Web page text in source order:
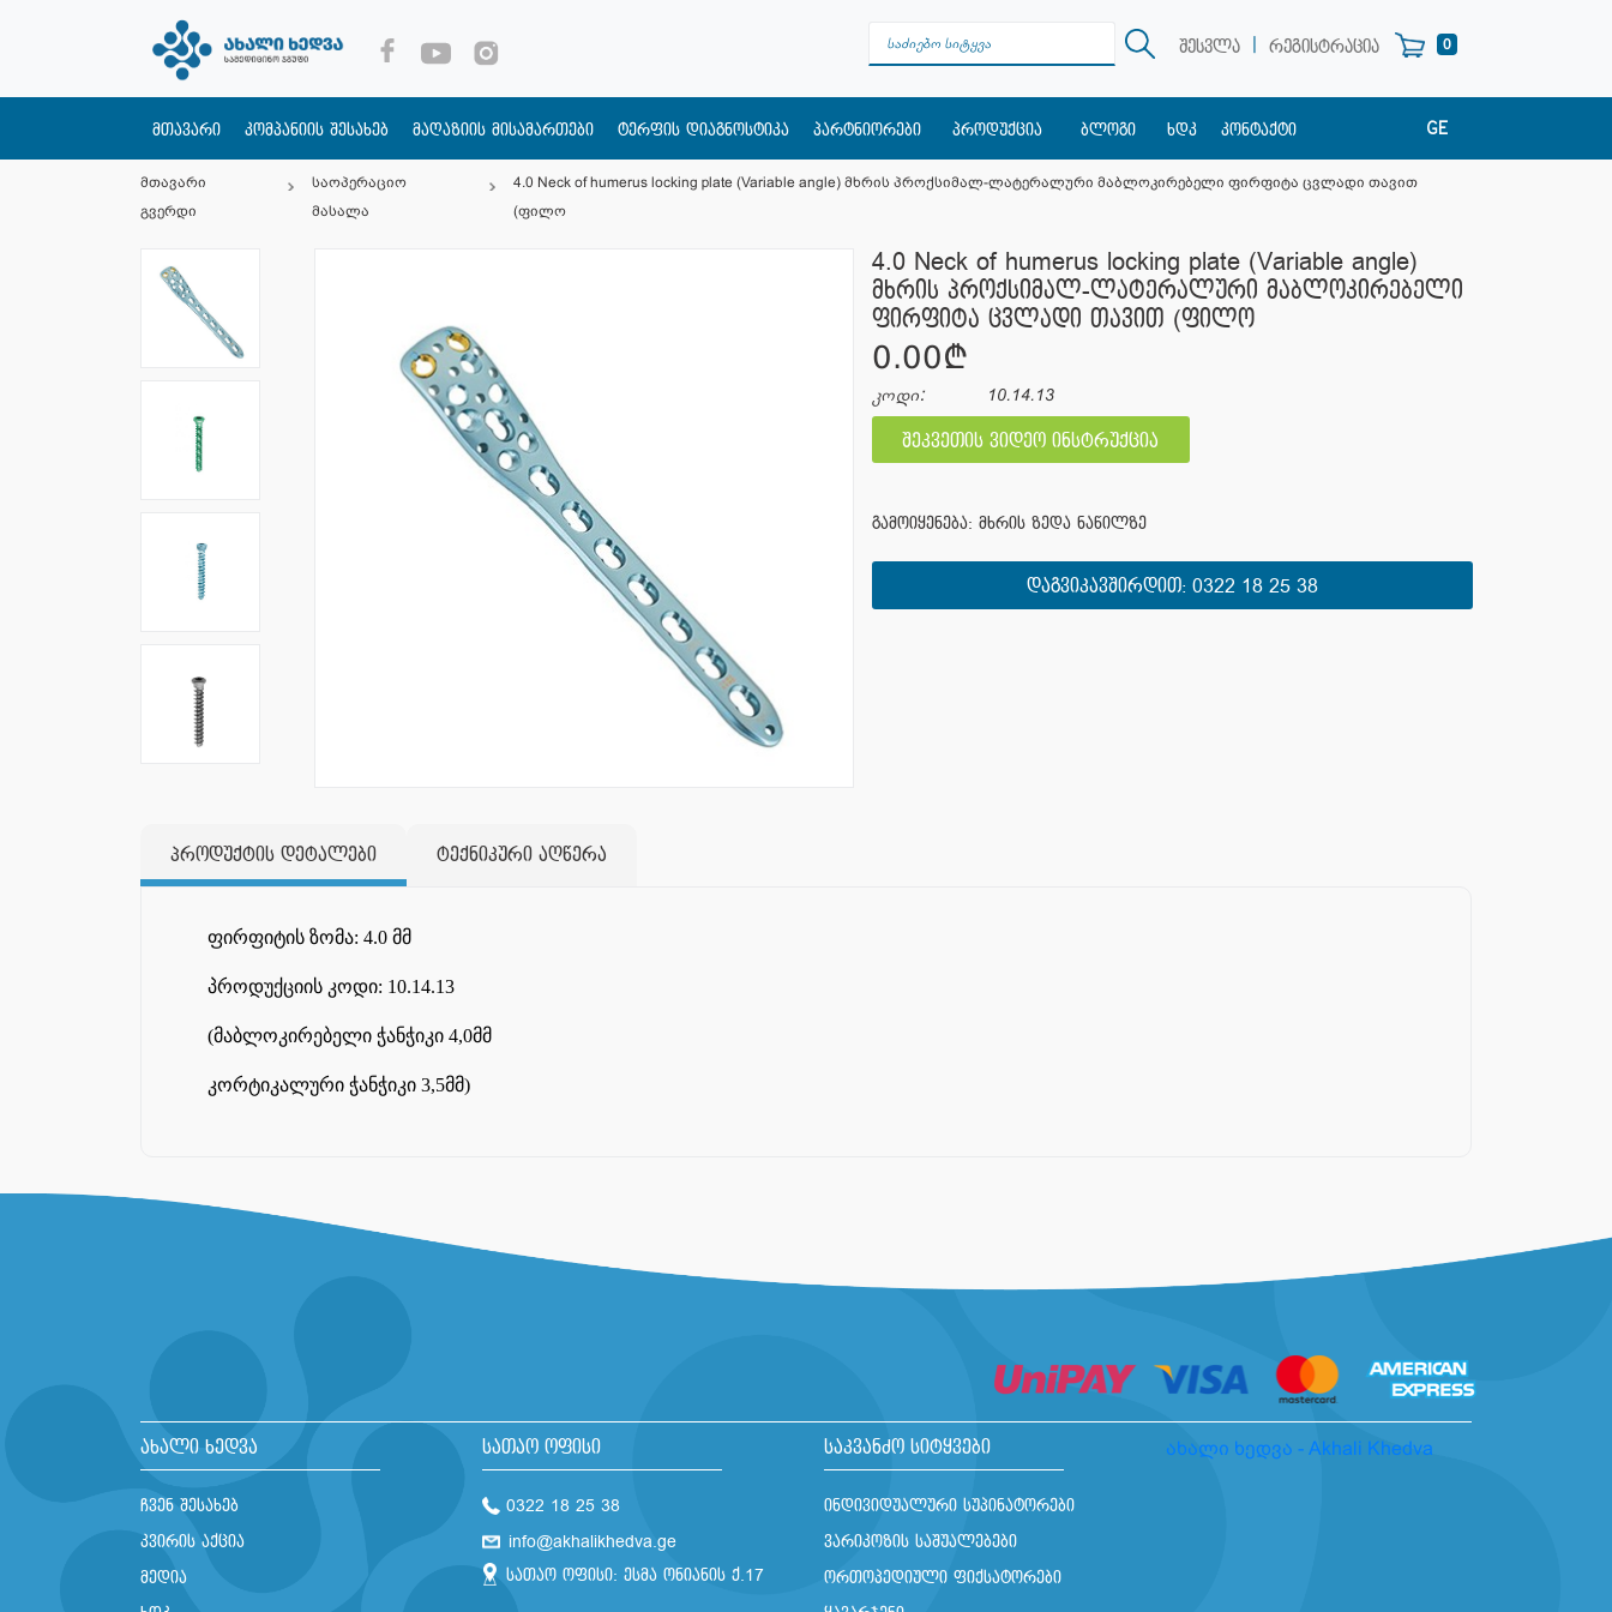
შესვლა | რეგისტრაცია 0
მთავარი კომპანიის შესახებ მაღაზიის მისამართები ტერფის დიაგნოსტიკა პარტნიორები პროდუქცია ბლოგი ხდკ კონტაქტი GE
მთავარი
გვერდი
საოპერაციო
მასალა
4.0 Neck of humerus locking plate (Variable angle) მხრის პროქსიმალ-ლატერალური მაბლოკირებელი ფირფიტა ცვლადი თავით
(ფილო
4.0 Neck of humerus locking plate (Variable angle)
მხრის პროქსიმალ-ლატერალური მაბლოკირებელი
ფირფიტა ცვლადი თავით (ფილო
0.00¢
კოდი: 10.14.13
შეკვეთის ვიდეო ინსტრუქცია
გამოიყენება: მხრის ზედა ნაწილზე
ᲓᲐᲒᲕᲘᲙᲐᲕᲨᲘᲠᲓᲘᲗ: 0322 18 25 38
პროდუქტის დეტალები ტექნიკური აღწერა
ფირფიტის ზომა: 4.0 მმ
პროდუქციის კოდი: 10.14.13
(მაბლოკირებელი ჭანჭიკი 4,0მმ
კორტიკალური ჭანჭიკი 3,5მმ)
ახალი ხედვა
ჩვენ შესახებ
კვირის აქცია
მედია
სათაო ოფისი
0322 18 25 38
info@akhalikhedva.ge
სათაო ოფისი: ესმა ონიანის ქ.17
საკვანძო სიტყვები
ინდივიდუალური სუპინატორები
ვარიკოზის საშუალებები
ორთოპედიული ფიქსატორები
ახალი ხედვა - Akhali Khedva